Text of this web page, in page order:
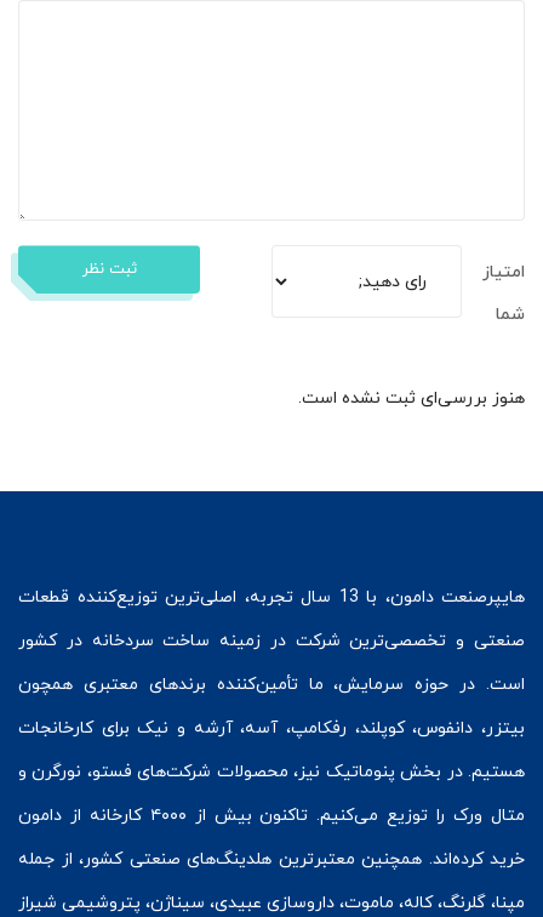
امتیاز
شما
ثبت نظر
هنوز بررسی‌ای ثبت نشده است.
هایپرصنعت
دامون، با 13 سال تجربه، اصلی‌ترین توزیع‌کننده قطعات
صنعتی و تخصصی‌ترین شرکت در زمینه ساخت سردخانه در کشور
است. در حوزه سرمایش، ما تأمین‌کننده برندهای معتبری همچون
بیتزر، دانفوس،کوپلند، رفکامپ، آسه، آرشه و نیک برای کارخانجات
هستیم. در بخش پنوماتیک نیز، محصولات شرکت‌های فستو، نورگرن و
متال ورک
را توزیع می‌کنیم. تاکنون بیش از ۴۰۰۰ کارخانه از دامون
خرید کرده‌اند. همچنین معتبرترین هلدینگ‌های صنعتی کشور، از جمله
مپنا، گلرنگ، کاله، ماموت، داروسازی عبیدی، سیناژن، پتروشیمی شیراز